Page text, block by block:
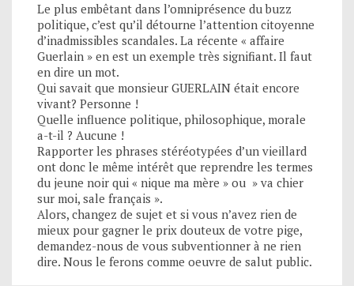
Le plus embêtant dans l’omniprésence du buzz
politique, c’est qu’il détourne l’attention citoyenne
d’inadmissibles scandales. La récente « affaire
Guerlain » en est un exemple très signifiant. Il faut
en dire un mot.
Qui savait que monsieur GUERLAIN était encore
vivant? Personne !
Quelle influence politique, philosophique, morale
a-t-il ? Aucune !
Rapporter les phrases stéréotypées d’un vieillard
ont donc le même intérêt que reprendre les termes
du jeune noir qui « nique ma mère » ou » va chier
sur moi, sale français ».
Alors, changez de sujet et si vous n’avez rien de
mieux pour gagner le prix douteux de votre pige,
demandez-nous de vous subventionner à ne rien
dire. Nous le ferons comme oeuvre de salut public.